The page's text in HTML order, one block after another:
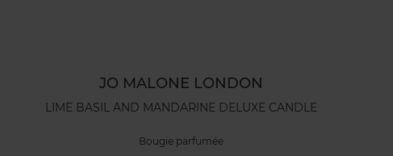
JO MALONE LONDON
LIME BASIL AND MANDARINE DELUXE CANDLE
Bougie parfumée